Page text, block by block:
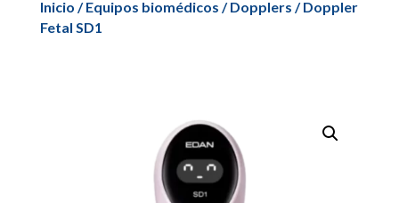
Inicio /Equipos biomédicos /Dopplers / Doppler
Fetal SD1